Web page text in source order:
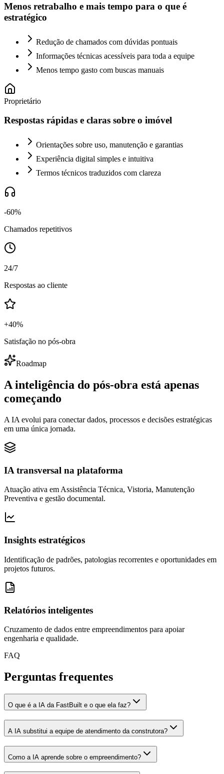
Menos retrabalho e mais tempo para o que é
estratégico
Redução de chamados com dúvidas pontuais
Informações técnicas acessíveis para toda a equipe
Menos tempo gasto com buscas manuais
Proprietário
Respostas rápidas e claras sobre o imóvel
Orientações sobre uso, manutenção e garantias
Experiência digital simples e intuitiva
Termos técnicos traduzidos com clareza
-60%
Chamados repetitivos
24/7
Respostas ao cliente
+40%
Satisfação no pós-obra
Roadmap
A inteligência do pós-obra está apenas
começando
A IA evolui para conectar dados, processos e decisões estratégicas
em uma única jornada.
IA transversal na plataforma
Atuação ativa em Assistência Técnica, Vistoria, Manutenção
Preventiva e gestão documental.
Insights estratégicos
Identificação de padrões, patologias recorrentes e oportunidades em
projetos futuros.
Relatórios inteligentes
Cruzamento de dados entre empreendimentos para apoiar
engenharia e qualidade.
FAQ
Perguntas frequentes
O que é a IA da FastBuilt e o que ela faz?
A IA substitui a equipe de atendimento da construtora?
Como a IA aprende sobre o empreendimento?